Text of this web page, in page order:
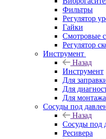
Фильтры
Регулятор
Гайки
Смотровые
Регулятор
Инструмент
Назад
Инструмент
Для
Для
Для монтажа
Сосуды под
Назад
Сосуды под
Ресивера